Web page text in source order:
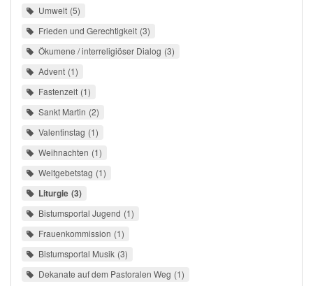
Umwelt 5
Frieden und Gerechtigkeit 3
Ökumene / interreligiöser Dialog 3
Advent 1
Fastenzeit 1
Sankt Martin 2
Valentinstag 1
Weihnachten 1
Weltgebetstag 1
Liturgie 3
Bistumsportal Jugend 1
Frauenkommission 1
Bistumsportal Musik 3
Dekanate auf dem Pastoralen Weg 1